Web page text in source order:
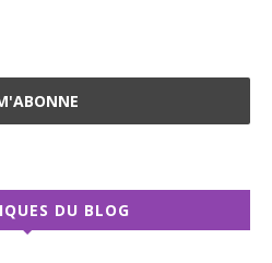
DU BLOG